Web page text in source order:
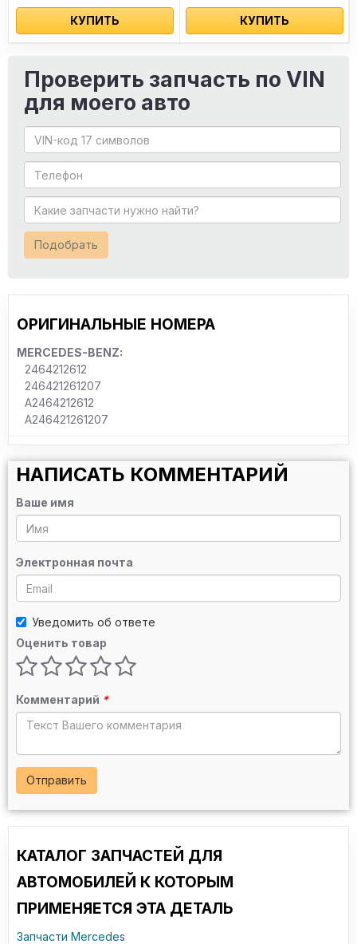
КУПИТЬ КУПИТЬ
Проверить запчасть по VIN
для моего авто
Подобрать
ОРИГИНАЛЬНЫЕ НОМЕРА
MERCEDES-BENZ:
2464212612
246421261207
A2464212612
A246421261207
НАПИСАТЬ КОММЕНТАРИЙ
Ваше имя
Электронная почта
Уведомить об ответе
Оценить товар
Комментарий *
Отправить
КАТАЛОГ ЗАПЧАСТЕЙ ДЛЯ
АВТОМОБИЛЕЙ К КОТОРЫМ
ПРИМЕНЯЕТСЯ ЭТА ДЕТАЛЬ
Запчасти Mercedes